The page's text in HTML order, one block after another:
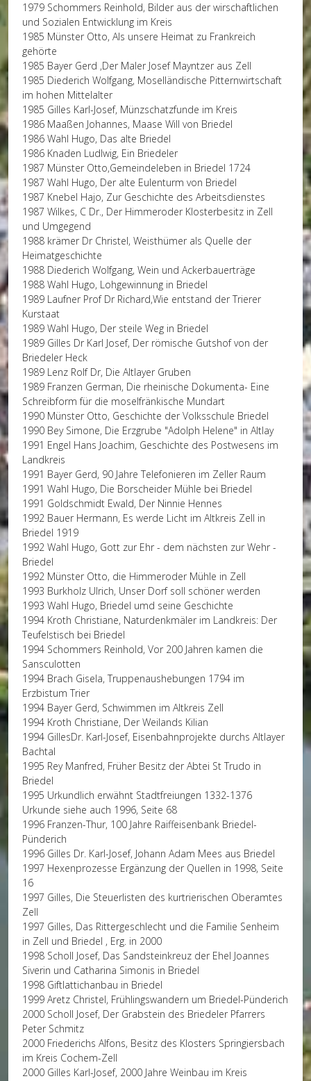
1979 Schommers Reinhold, Bilder aus der wirschaftlichen
und Sozialen Entwicklung im Kreis
1985 Münster Otto, Als unsere Heimat zu Frankreich
gehörte
1985 Bayer Gerd ,Der Maler Josef Mayntzer aus Zell
1985 Diederich Wolfgang, Moselländische Pitternwirtschaft
im hohen Mittelalter
1985 Gilles Karl-Josef, Münzschatzfunde im Kreis
1986 Maaßen Johannes, Maase Will von Briedel
1986 Wahl Hugo, Das alte Briedel
1986 Knaden Ludlwig, Ein Briedeler
1987 Münster Otto,Gemeindeleben in Briedel 1724
1987 Wahl Hugo, Der alte Eulenturm von Briedel
1987 Knebel Hajo, Zur Geschichte des Arbeitsdienstes
1987 Wilkes, C Dr., Der Himmeroder Klosterbesitz in Zell
und Umgegend
1988 krämer Dr Christel, Weisthümer als Quelle der
Heimatgeschichte
1988 Diederich Wolfgang, Wein und Ackerbauerträge
1988 Wahl Hugo, Lohgewinnung in Briedel
1989 Laufner Prof Dr Richard,Wie entstand der Trierer
Kurstaat
1989 Wahl Hugo, Der steile Weg in Briedel
1989 Gilles Dr Karl Josef, Der römische Gutshof von der
Briedeler Heck
1989 Lenz Rolf Dr, Die Altlayer Gruben
1989 Franzen German, Die rheinische Dokumenta- Eine
Schreibform für die moselfränkische Mundart
1990 Münster Otto, Geschichte der Volksschule Briedel
1990 Bey Simone, Die Erzgrube "Adolph Helene" in Altlay
1991 Engel Hans Joachim, Geschichte des Postwesens im
Landkreis
1991 Bayer Gerd, 90 Jahre Telefonieren im Zeller Raum
1991 Wahl Hugo, Die Borscheider Mühle bei Briedel
1991 Goldschmidt Ewald, Der Ninnie Hennes
1992 Bauer Hermann, Es werde Licht im Altkreis Zell in
Briedel 1919
1992 Wahl Hugo, Gott zur Ehr - dem nächsten zur Wehr -
Briedel
1992 Münster Otto, die Himmeroder Mühle in Zell
1993 Burkholz Ulrich, Unser Dorf soll schöner werden
1993 Wahl Hugo, Briedel umd seine Geschichte
1994 Kroth Christiane, Naturdenkmäler im Landkreis: Der
Teufelstisch bei Briedel
1994 Schommers Reinhold, Vor 200 Jahren kamen die
Sansculotten
1994 Brach Gisela, Truppenaushebungen 1794 im
Erzbistum Trier
1994 Bayer Gerd, Schwimmen im Altkreis Zell
1994 Kroth Christiane, Der Weilands Kilian
1994 GillesDr. Karl-Josef, Eisenbahnprojekte durchs Altlayer
Bachtal
1995 Rey Manfred, Früher Besitz der Abtei St Trudo in
Briedel
1995 Urkundlich erwähnt Stadtfreiungen 1332-1376
Urkunde siehe auch 1996, Seite 68
1996 Franzen-Thur, 100 Jahre Raiffeisenbank Briedel-
Pünderich
1996 Gilles Dr. Karl-Josef, Johann Adam Mees aus Briedel
1997 Hexenprozesse Ergänzung der Quellen in 1998, Seite
16
1997 Gilles, Die Steuerlisten des kurtrierischen Oberamtes
Zell
1997 Gilles, Das Rittergeschlecht und die Familie Senheim
in Zell und Briedel , Erg. in 2000
1998 Scholl Josef, Das Sandsteinkreuz der Ehel Joannes
Siverin und Catharina Simonis in Briedel
1998 Giftlattichanbau in Briedel
1999 Aretz Christel, Frühlingswandern um Briedel-Pünderich
2000 Scholl Josef, Der Grabstein des Briedeler Pfarrers
Peter Schmitz
2000 Friederichs Alfons, Besitz des Klosters Springiersbach
im Kreis Cochem-Zell
2000 Gilles Karl-Josef, 2000 Jahre Weinbau im Kreis